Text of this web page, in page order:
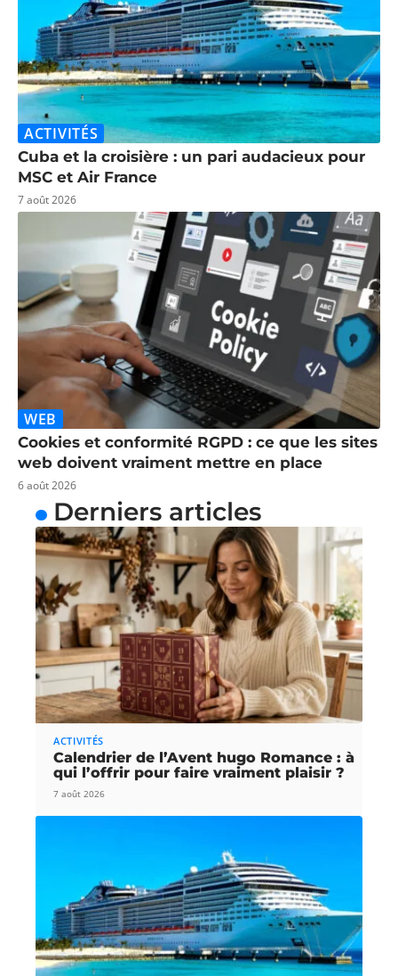
ACTIVITÉS
Cuba et la croisière : un pari audacieux pour
MSC et Air France
7 août 2026
WEB
Cookies et conformité RGPD : ce que les sites
web doivent vraiment mettre en place
6 août 2026
Derniers articles
ACTIVITÉS
Calendrier de l’Avent hugo Romance : à
qui l’offrir pour faire vraiment plaisir ?
7 août 2026